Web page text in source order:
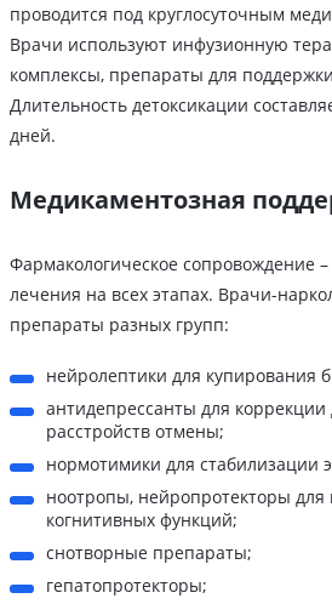
проводится под круглосуточным
Врачи используют инфузионную
комплексы, препараты для
Длительность детоксикации
дней.
Медикаментозная
Фармакологическое сопровождение –
лечения на всех этапах. Врачи-
препараты разных групп:
нейролептики для купирования
антидепрессанты для
расстройств отмены;
нормотимики для стабилизации
ноотропы, нейропротекторы для
когнитивных функций;
снотворные препараты;
гепатопротекторы;